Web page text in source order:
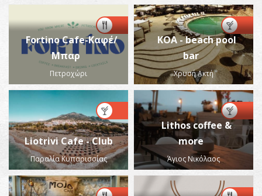
Fortino Cafe-Καφέ/
Μπαρ
Πετροχώρι
KOA - beach pool
bar
Χρυσή Ακτή
Liotrivi Cafe - Club
Παραλία Κυπαρισσίας
Lithos coffee &
more
Άγιος Νικόλαος